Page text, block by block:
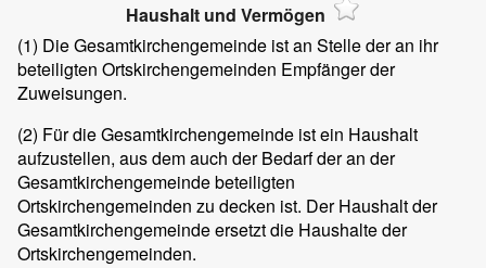
Haushalt und Vermögen
(1) Die Gesamtkirchengemeinde ist an Stelle der an ihr
beteiligten Ortskirchengemeinden Empfänger der
Zuweisungen.
(2) Für die Gesamtkirchengemeinde ist ein Haushalt
aufzustellen, aus dem auch der Bedarf der an der
Gesamtkirchengemeinde beteiligten
Ortskirchengemeinden zu decken ist. Der Haushalt der
Gesamtkirchengemeinde ersetzt die Haushalte der
Ortskirchengemeinden.